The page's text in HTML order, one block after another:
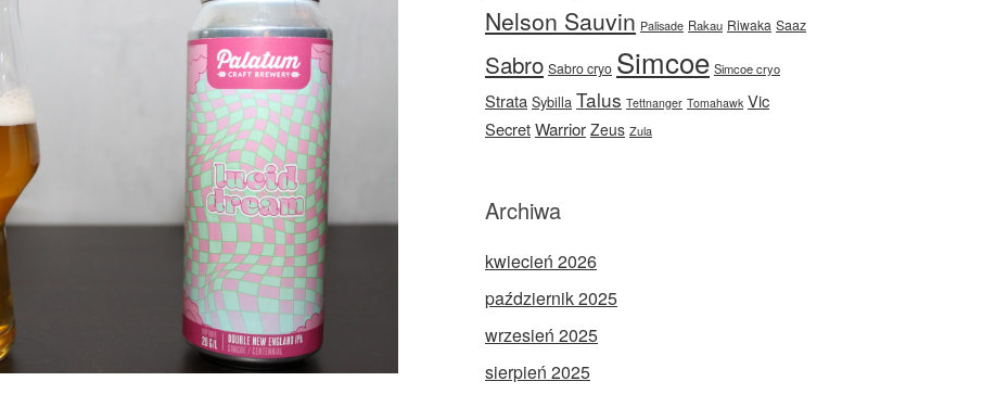
Nelson Sauvin Palisade Rakau Riwaka Saaz
Sabro Sabro cryo Simcoe Simcoe cryo
Strata Sybilla Talus Tettnanger Tomahawk Vic
SecretWarrior Zeus Zula
Archiwa
kwiecień 2026
październik 2025
wrzesień 2025
sierpień 2025